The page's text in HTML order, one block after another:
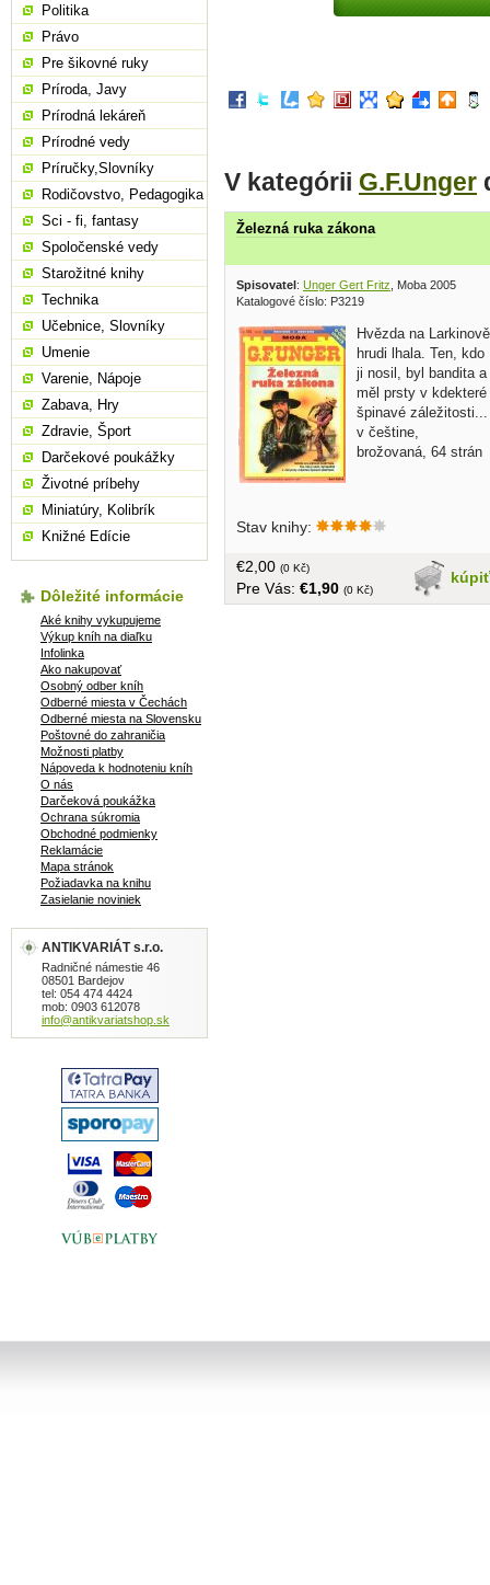
V kategórii G.F.Unger
Železná ruka zákona
Spisovatel: Unger Gert Fritz , Moba 2005
Katalogové číslo: P3219
Hvězda na Larkinově
hrudi lhala. Ten, kdo
ji nosil, byl bandita a
měl prsty v kdekteré
špinavé záležitosti...
v češtine,
brožovaná, 64 strán
Stav knihy:
kúpiť
€2,00 (0 Kč)
Pre Vás: €1,90 (0 Kč)
Politika
Právo
Pre šikovné ruky
Príroda, Javy
Prírodná lekáreň
Prírodné vedy
Príručky,Slovníky
Rodičovstvo, Pedagogika
Sci - fi, fantasy
Spoločenské vedy
Starožitné knihy
Technika
Učebnice, Slovníky
Umenie
Varenie, Nápoje
Zabava, Hry
Zdravie, Šport
Darčekové poukážky
Životné príbehy
Miniatúry, Kolibrík
Knižné Edície
Dôležité informácie
Aké knihy vykupujeme
Výkup kníh na diaľku
Infolinka
Ako nakupovať
Osobný odber kníh
Odberné miesta v Čechách
Odberné miesta na Slovensku
Poštovné do zahraničia
Možnosti platby
Nápoveda k hodnoteniu kníh
O nás
Darčeková poukážka
Ochrana súkromia
Obchodné podmienky
Reklamácie
Mapa stránok
Požiadavka na knihu
Zasielanie noviniek
ANTIKVARIÁT s.r.o.
Radničné námestie 46
08501 Bardejov
tel: 054 474 4424
mob: 0903 612078
info@antikvariatshop.sk